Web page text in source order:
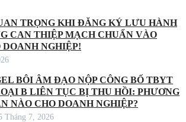
TRỌNG KHI ĐĂNG KÝ LƯU HÀNH
CAN THIỆP MẠCH CHUẨN VÀO
NGHIỆP!
BÔI ÂM ĐẠO NỘP CÔNG BỐ TBYT
B LIÊN TỤC BỊ THU HỒI: PHƯƠNG
NÀO CHO DOANH NGHIỆP?
Tháng 7, 2026